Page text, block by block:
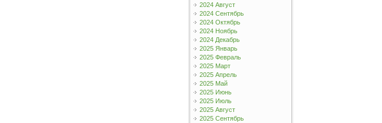
2024 Август
2024 Сентябрь
2024 Октябрь
2024 Ноябрь
2024 Декабрь
2025 Январь
2025 Февраль
2025 Март
2025 Апрель
2025 Май
2025 Июнь
2025 Июль
2025 Август
2025 Сентябрь